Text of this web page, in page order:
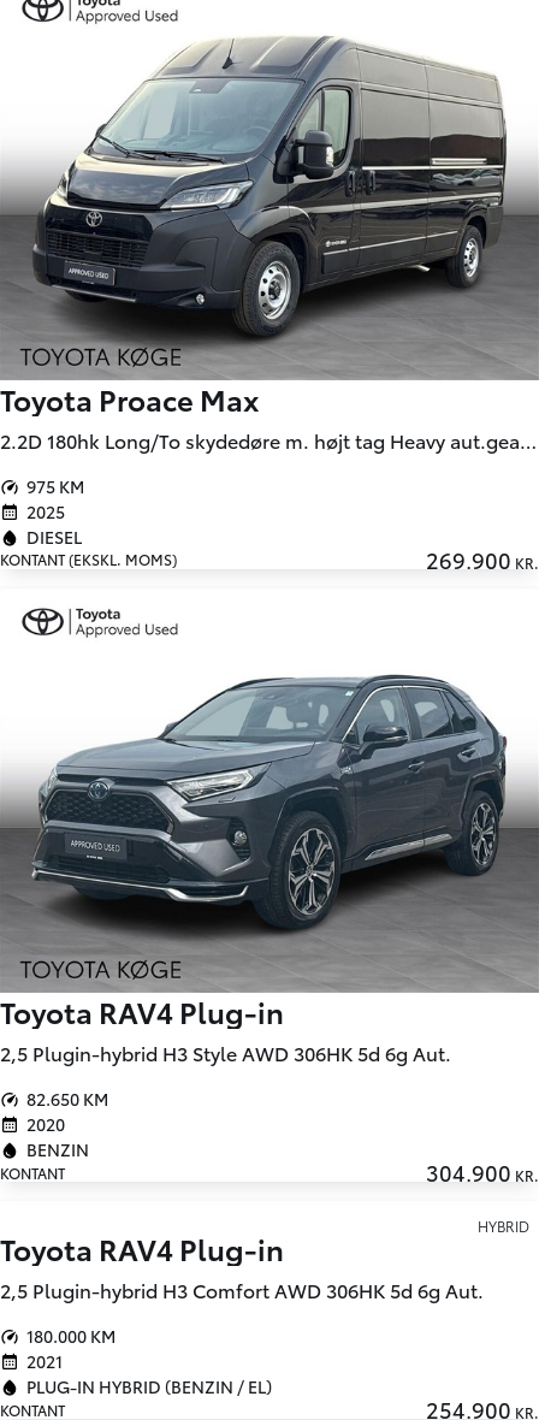
Toyota Proace Max
2.2D 180hk Long/To skydedøre m. højt tag Heavy aut.gear Comfort Master
975 KM
2025
DIESEL
KONTANT (EKSKL. MOMS) 269.900 KR.
Toyota RAV4 Plug-in
2,5 Plugin-hybrid H3 Style AWD 306HK 5d 6g Aut.
82.650 KM
2020
BENZIN
KONTANT 304.900 KR.
HYBRID
Toyota RAV4 Plug-in
2,5 Plugin-hybrid H3 Comfort AWD 306HK 5d 6g Aut.
180.000 KM
2021
PLUG-IN HYBRID (BENZIN / EL)
KONTANT 254.900 KR.